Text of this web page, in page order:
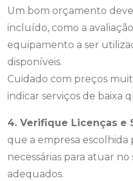
Um bom orçamento
incluído, como a
equipamento a ser
disponíveis.
Cuidado com preços
indicar serviços de baixa
4. Verifique Licenças e
que a empresa escolhida
necessárias para atuar
adequados.